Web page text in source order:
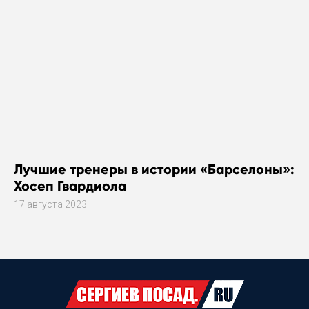
Лучшие тренеры в истории «Барселоны»:
Хосеп Гвардиола
17 августа 2023